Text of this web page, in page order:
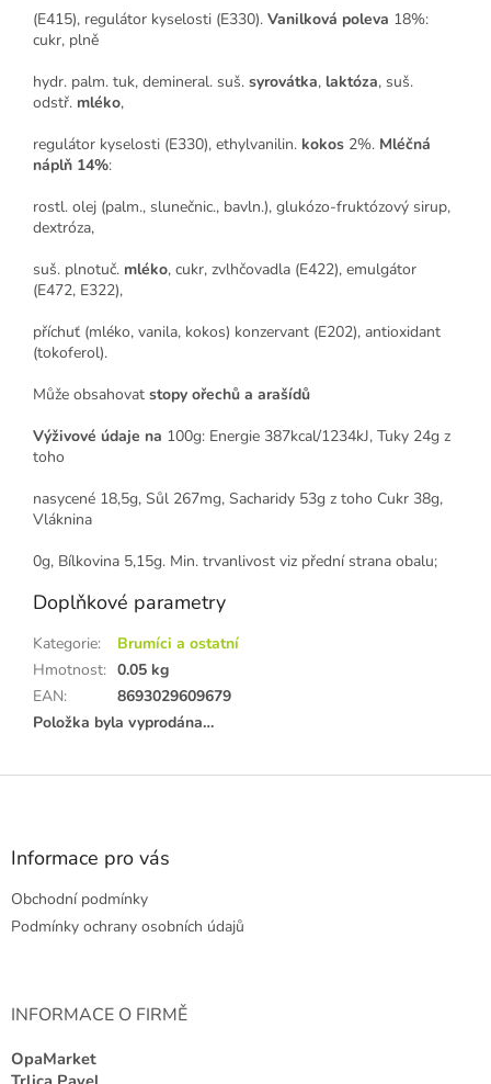
(E415), regulátor kyselosti (E330). Vanilková poleva 18%:
cukr, plně
hydr. palm. tuk, demineral. suš. syrovátka, laktóza, suš.
odstř. mléko,
regulátor kyselosti (E330), ethylvanilin. kokos 2%. Mléčná
náplň 14%:
rostl. olej (palm., slunečnic., bavln.), glukózo-fruktózový sirup,
dextróza,
suš. plnotuč. mléko, cukr, zvlhčovadla (E422), emulgátor
(E472, E322),
příchuť (mléko, vanila, kokos) konzervant (E202), antioxidant
(tokoferol).
Může obsahovat stopy ořechů a arašídů
Výživové údaje na 100g: Energie 387kcal/1234kJ, Tuky 24g z
toho
nasycené 18,5g, Sůl 267mg, Sacharidy 53g z toho Cukr 38g,
Vláknina
0g, Bílkovina 5,15g. Min. trvanlivost viz přední strana obalu;
Doplňkové parametry
Kategorie:
Brumíci a ostatní
Hmotnost: 0.05 kg
EAN:
8693029609679
Položka byla vyprodána…
Z
Informace pro vás
Obchodní podmínky
Podmínky ochrany osobních údajů
INFORMACE O FIRMĚ
OpaMarket